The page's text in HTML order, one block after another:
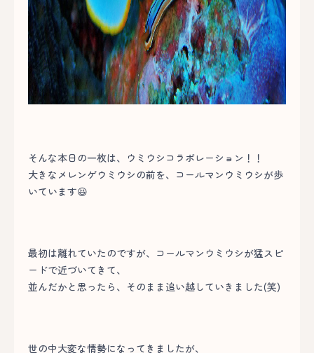
そんな本日の一枚は、ウミウシコラボレーション！！
大きなメレンゲウミウシの前を、コールマンウミウシが歩
いています😆
最初は離れていたのですが、コールマンウミウシが猛スピ
ードで近づいてきて、
並んだかと思ったら、そのまま追い越していきました(笑)
世の中大変な情勢になってきましたが、